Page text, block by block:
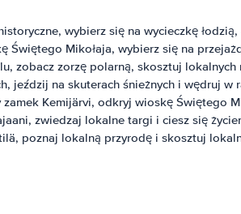
wybierz się na wycieczkę
Świętego Mikołaja, wybierz się na
zobacz zorzę polarną, skosztuj
jeździj na skuterach śnieżnych i wędruj
Kemijärvi, odkryj wioskę Świętego
zwiedzaj lokalne targi i ciesz się
poznaj lokalną przyrodę i skosztuj